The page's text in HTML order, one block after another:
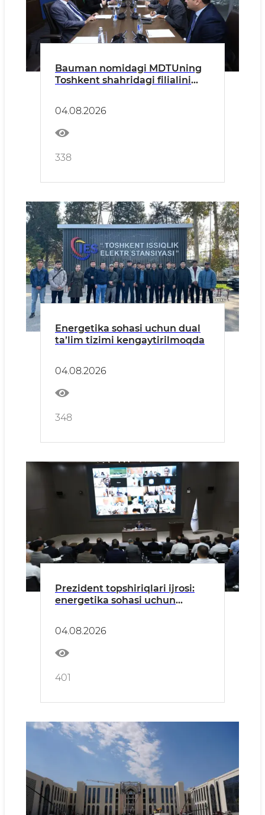
Bauman nomidagi MDTUning
Toshkent shahridagi filialini
04.08.2026
338
Energetika sohasi uchun dual
ta’lim tizimi kengaytirilmoqda
04.08.2026
348
Prezident topshiriqlari ijrosi:
energetika sohasi uchun
investitsiya loyihalari boʻyicha
vazifalar belgilandi
04.08.2026
401